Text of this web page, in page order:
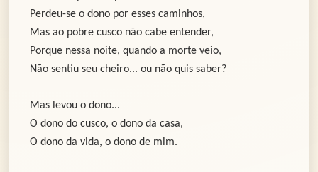
Perdeu-se o dono por esses caminhos,
Mas ao pobre cusco não cabe entender,
Porque nessa noite, quando a morte veio,
Não sentiu seu cheiro... ou não quis saber?
Mas levou o dono...
O dono do cusco, o dono da casa,
O dono da vida, o dono de mim.